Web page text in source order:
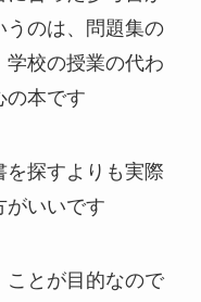
うのは、問題集の
学校の授業の代わ
の本です
を探すよりも実際
がいいです
ことが目的なので